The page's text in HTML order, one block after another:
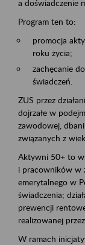
a doświadczenie
Program ten to:
promocja
roku życia;
zachęcanie
świadczeń.
ZUS przez
dojrzałe w
zawodowej,
związanych z
Aktywni 50+ to
i pracowników w
emerytalnego w
świadczenia;
prewencji
realizowanej przez
W ramach